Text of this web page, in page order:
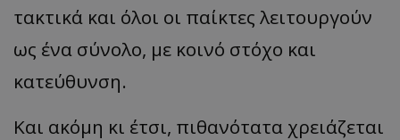
τακτικά και όλοι οι παίκτες λειτουργούν
ως ένα σύνολο, με κοινό στόχο και
κατεύθυνση.
Και ακόμη κι έτσι, πιθανότατα χρειάζεται